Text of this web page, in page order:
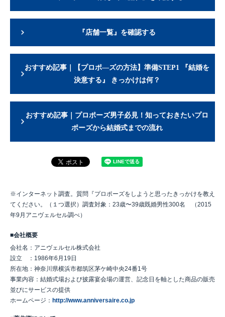
『店舗一覧』を確認する
おすすめ記事｜【プロポ―ズの方法】準備STEP1 『結婚を
決意する』 きっかけは何？
おすすめ記事｜プロポーズ男子必見！知っておきたいプロ
ポーズから結婚式までの流れ
※インターネット調査。質問『プロポーズをしようと思ったきっかけを教え
てください。（１つ選択）調査対象：23歳〜39歳既婚男性300名 （2015
年9月アニヴェルセル調べ）
■会社概要
会社名：アニヴェルセル株式会社
設立 ：1986年6月19日
所在地：神奈川県横浜市都筑区茅ケ崎中央24番1号
事業内容：結婚式場および披露宴会場の運営、記念日を軸とした商品の販売
並びにサービスの提供
ホームページ： http://www.anniversaire.co.jp